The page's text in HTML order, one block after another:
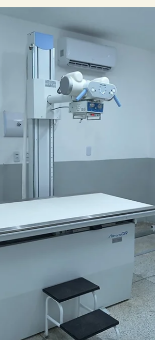
ao trabalho dos agentes de saúde em
boa parte da cidade acordar, Lidinéia
Zandona Santos já está nas ruas. Há dez
anos atuando como agente comunitária
de saúde em Itaporã, ela conhece de
perto a realidade de dezenas de famílias,
os desafios silenciosos das comunidades
e a importância de um olhar atento
dentro de cada casa visitada. Por muito
tempo, a rotin